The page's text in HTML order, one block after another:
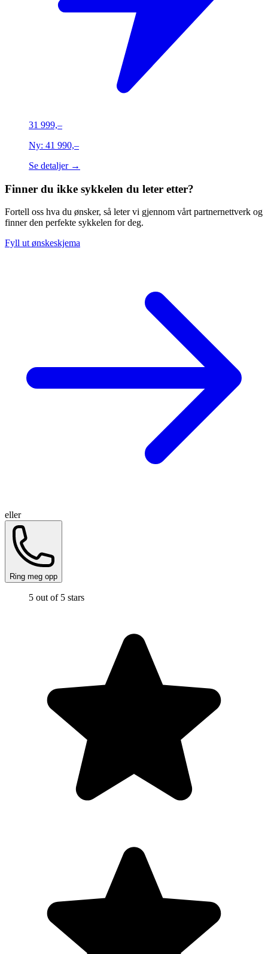
31 999,–
Ny: 41 990,–
Se detaljer →
Finner du ikke sykkelen du leter etter?
Fortell oss hva du ønsker, så leter vi gjennom vårt partnernettverk og
finner den perfekte sykkelen for deg.
Fyll ut ønskeskjema
eller
Ring meg opp
5 out of 5 stars